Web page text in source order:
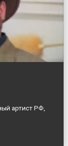
артист РФ,